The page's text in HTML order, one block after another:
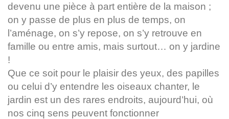
devenu une pièce à part entière de la maison ;
on y passe de plus en plus de temps, on
l’aménage, on s’y repose, on s’y retrouve en
famille ou entre amis, mais surtout… on y jardine
!
Que ce soit pour le plaisir des yeux, des papilles
ou celui d’y entendre les oiseaux chanter, le
jardin est un des rares endroits, aujourd’hui, où
nos cinq sens peuvent fonctionner